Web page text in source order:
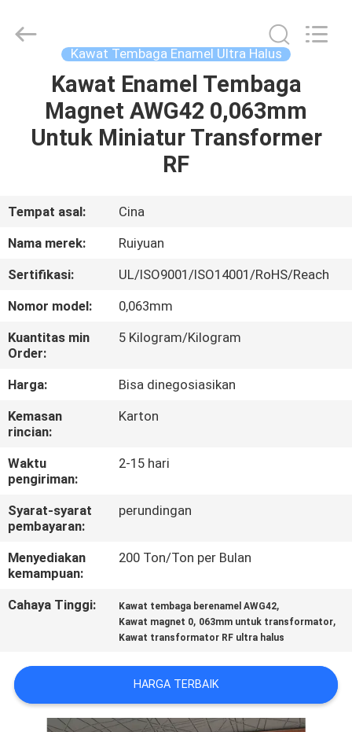
RUMAH
PRODUK
TENTANG
WISATA
PABRIK
KONTROL
KUALITAS
HUBUNGI
KAMI
BERITA
REQUEST
SITEMAP
Material
Co,.Ltd.
Kawat Tembaga Enamel Ultra Halus
Kawat Enamel Tembaga
Magnet AWG42 0,063mm
Untuk Miniatur Transformer
RF
Tempat asal:
Cina
Nama merek:
Ruiyuan
Sertifikasi:
UL/ISO9001/ISO14001/RoHS/Reach
Nomor model:
0,063mm
Kuantitas min
Order:
5 Kilogram/Kilogram
Harga:
Bisa dinegosiasikan
Kemasan
rincian:
Karton
Waktu
pengiriman:
2-15 hari
Syarat-syarat
pembayaran:
perundingan
Menyediakan
kemampuan:
200 Ton/Ton per Bulan
Cahaya Tinggi: Kawat tembaga berenamel AWG42,
Kawat magnet 0, 063mm untuk transformator,
Kawat transformator RF ultra halus
HARGA TERBAIK